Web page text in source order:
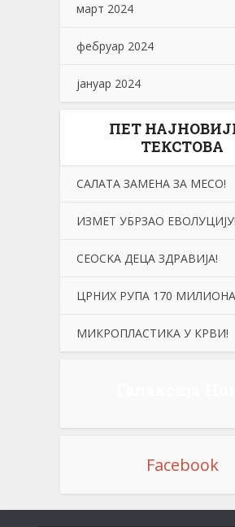
март 2024
фебруар 2024
јануар 2024
ПЕТ
ТЕКСТОВА
САЛАТА ЗАМЕНА ЗА МЕСО!
ИЗМЕТ УБРЗАО ЕВОЛУЦИЈУ!
СЕОСKА ДЕЦА ЗДРАВИЈА!
ЦРНИХ РУПА 170 МИЛИОНА
МИКРОПЛАСТИКА У КРВИ!
Facebook